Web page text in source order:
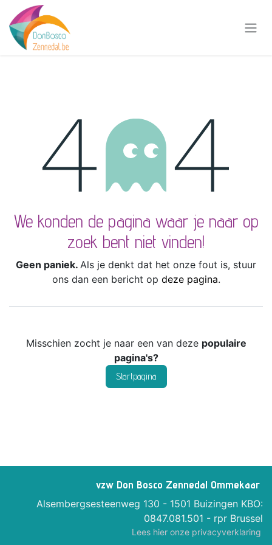
Overslaan naar inhoud
Fout 404
We konden de pagina waar je naar op
zoek bent niet vinden!
Geen paniek. Als je denkt dat het onze fout is, stuur
ons dan een bericht op deze pagina.
Misschien zocht je naar een van deze populaire
pagina's?
Startpagina
vzw Don Bosco Zennedal Ommekaar
Alsembergsesteenweg 130 - 1501 Buizingen KBO:
0847.081.501 - rpr Brussel
Lees hier onze privacyverklaring